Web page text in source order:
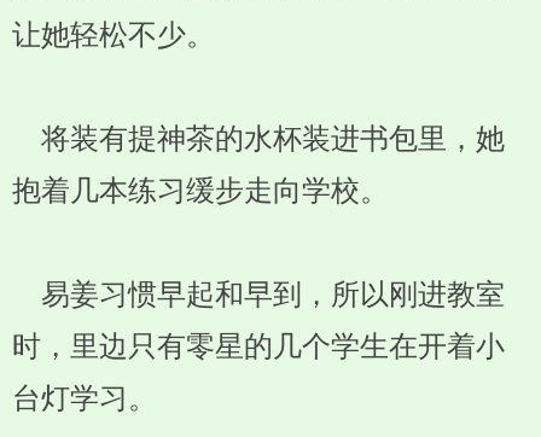
让她轻松不少。
将装有提神茶的水杯装进书包里，她
抱着几本练习缓步走向学校。
易姜习惯早起和早到，所以刚进教室
时，里边只有零星的几个学生在开着小
台灯学习。